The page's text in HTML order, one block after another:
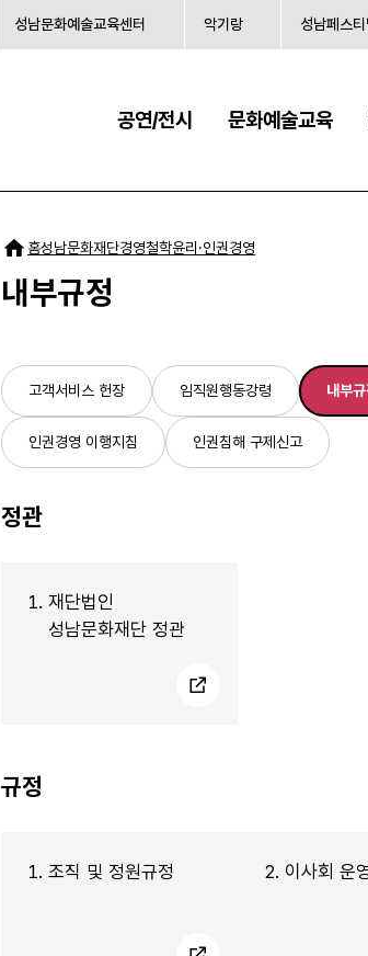
성남문화예술교육센터 악기랑 성남페스티
공연/전시 문화예술교육
홈성남문화재단경영철학윤리·인권경영
내부규정
고객서비스 헌장 임직원행동강령 내부규
인권경영 이행지침 인권침해 구제신고
정관
1. 재단법인
성남문화재단 정관
규정
1. 조직 및 정원규정 2. 이사회 운